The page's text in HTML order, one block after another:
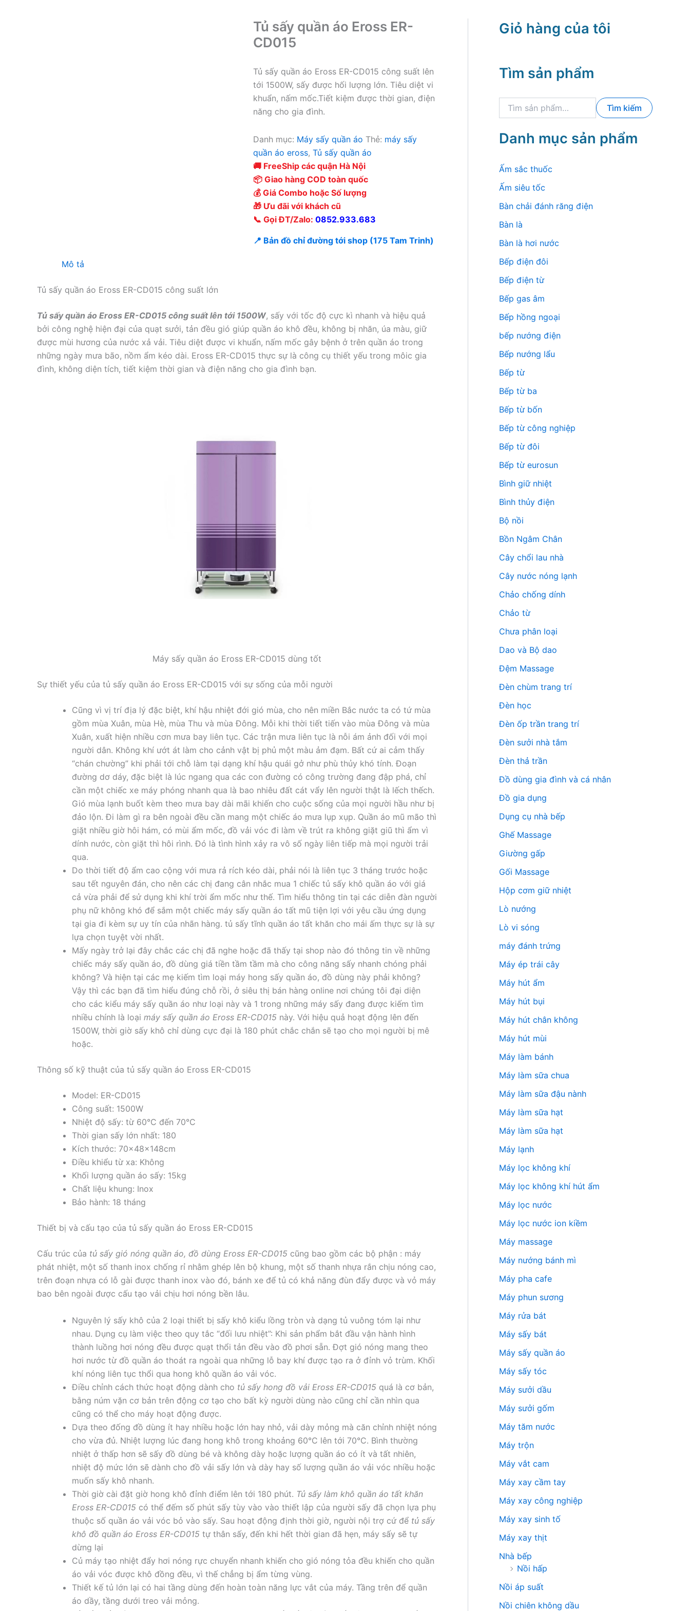
Tủ sấy quần áo Eross ER-
CD015
Tủ sấy quần áo Eross ER-CD015 công suất lên
tới 1500W, sấy được hối lượng lớn. Tiêu diệt vi
khuẩn, nấm mốc.Tiết kiệm được thời gian, điện
năng cho gia đình.
Danh mục: Máy sấy quần áo Thẻ: máy sấy
quần áo eross, Tủ sấy quần áo
🚚 FreeShip các quận Hà Nội
📦 Giao hàng COD toàn quốc
💰 Giá Combo hoặc Số lượng
🎁 Ưu đãi với khách cũ
📞 Gọi ĐT/Zalo: 0852.933.683
📍 Bản đồ chỉ đường tới shop (175 Tam Trinh)
Mô tả
Tủ sấy quần áo Eross ER-CD015 công suất lớn
Tủ sấy quần áo Eross ER-CD015 công suất lên tới 1500W, sấy với tốc độ cực kì nhanh và hiệu quả
bởi công nghệ hiện đại của quạt sưởi, tản đều gió giúp quần áo khô đều, không bị nhăn, úa màu, giữ
được mùi hương của nước xả vải. Tiêu diệt được vi khuẩn, nấm mốc gây bệnh ở trên quần áo trong
những ngày mưa bão, nồm ẩm kéo dài. Eross ER-CD015 thực sự là công cụ thiết yếu trong môic gia
đình, không diện tích, tiết kiệm thời gian và điện năng cho gia đình bạn.
Máy sấy quần áo Eross ER-CD015 dùng tốt
Sự thiết yếu của tủ sấy quần áo Eross ER-CD015 với sự sống của mỗi người
Cũng vì vị trí địa lý đặc biệt, khí hậu nhiệt đới gió mùa, cho nên miền Bắc nước ta có tứ mùa
gồm mùa Xuân, mùa Hè, mùa Thu và mùa Đông. Mỗi khi thời tiết tiến vào mùa Đông và mùa
Xuân, xuất hiện nhiều cơn mưa bay liên tục. Các trận mưa liên tục là nỗi ám ảnh đối với mọi
người dân. Không khí ướt át làm cho cảnh vật bị phủ một màu ảm đạm. Bất cứ ai cảm thấy
“chán chường” khi phải tới chỗ làm tại dạng khí hậu quái gở như phù thủy khó tính. Đoạn
đường dơ dáy, đặc biệt là lúc ngang qua các con đường có công trường đang đập phá, chỉ
cần một chiếc xe máy phóng nhanh qua là bao nhiêu đất cát vẩy lên người thật là lếch thếch.
Gió mùa lạnh buốt kèm theo mưa bay dài mãi khiến cho cuộc sống của mọi người hầu như bị
đảo lộn. Đi làm gì ra bên ngoài đều cần mang một chiếc áo mưa lụp xụp. Quần áo mũ mão thì
giặt nhiều giờ hôi hám, có mùi ẩm mốc, đồ vải vóc đi làm về trút ra không giặt giũ thì ẩm vì
dính nước, còn giặt thì hôi rình. Đó là tình hình xảy ra vô số ngày liên tiếp mà mọi người trải
qua.
Do thời tiết độ ẩm cao cộng với mưa rả rích kéo dài, phải nói là liên tục 3 tháng trước hoặc
sau tết nguyên đán, cho nên các chị đang cân nhắc mua 1 chiếc tủ sấy khô quần áo với giá
cả vừa phải để sử dụng khi khí trời ẩm mốc như thế. Tìm hiểu thông tin tại các diễn đàn người
phụ nữ không khó để sắm một chiếc máy sấy quần áo tất mũ tiện lợi với yêu cầu ứng dụng
tại gia đi kèm sự uy tín của nhãn hàng. tủ sấy tĩnh quần áo tất khăn cho mái ấm thực sự là sự
lựa chọn tuyệt vời nhất.
Mấy ngày trở lại đây chắc các chị đã nghe hoặc đã thấy tại shop nào đó thông tin về những
chiếc máy sấy quần áo, đồ dùng giá tiền tầm tầm mà cho công năng sấy nhanh chóng phải
không? Và hiện tại các mẹ kiếm tìm loại máy hong sấy quần áo, đồ dùng này phải không?
Vậy thì các bạn đã tìm hiểu đúng chỗ rồi, ở siêu thị bán hàng online nơi chúng tôi đại diện
cho các kiểu máy sấy quần áo như loại này và 1 trong những máy sấy đang được kiếm tìm
nhiều chính là loại máy sấy quần áo Eross ER-CD015 này. Với hiệu quả hoạt động lên đến
1500W, thời giờ sấy khô chỉ dùng cực đại là 180 phút chắc chắn sẽ tạo cho mọi người bị mê
hoặc.
Thông số kỹ thuật của tủ sấy quần áo Eross ER-CD015
Model: ER-CD015
Công suất: 1500W
Nhiệt độ sấy: từ 60°C đến 70°C
Thời gian sấy lớn nhất: 180
Kích thước: 70x48x148cm
Điều khiểu từ xa: Không
Khối lượng quần áo sấy: 15kg
Chất liệu khung: Inox
Bảo hành: 18 tháng
Thiết bị và cấu tạo của tủ sấy quần áo Eross ER-CD015
Cấu trúc của tủ sấy gió nóng quần áo, đồ dùng Eross ER-CD015 cũng bao gồm các bộ phận : máy
phát nhiệt, một số thanh inox chống rỉ nhằm ghép lên bộ khung, một số thanh nhựa rắn chịu nóng cao,
trên đoạn nhựa có lỗ gài được thanh inox vào đó, bánh xe để tủ có khả năng đùn đẩy được và vỏ máy
bao bên ngoài được cấu tạo vải chịu hơi nóng bền lâu.
Nguyên lý sấy khô của 2 loại thiết bị sấy khô kiểu lồng tròn và dạng tủ vuông tóm lại như
nhau. Dụng cụ làm việc theo quy tắc “đối lưu nhiệt”: Khi sản phẩm bắt đầu vận hành hình
thành luồng hơi nóng đều được quạt thổi tản đều vào đồ phơi sẵn. Đợt gió nóng mang theo
hơi nước từ đồ quần áo thoát ra ngoài qua những lỗ bay khí được tạo ra ở đỉnh vỏ trùm. Khối
khí nóng liên tục thổi qua hong khô quần áo vải vóc.
Điều chỉnh cách thức hoạt động dành cho tủ sấy hong đồ vải Eross ER-CD015 quá là cơ bản,
bằng núm vặn cơ bản trên động cơ tạo cho bất kỳ người dùng nào cũng chỉ cần nhìn qua
cũng có thể cho máy hoạt động được.
Dựa theo đống đồ dùng ít hay nhiều hoặc lớn hay nhỏ, vải dày mỏng mà căn chỉnh nhiệt nóng
cho vừa đủ. Nhiệt lượng lúc đang hong khô trong khoảng 60°C lên tới 70°C. Bình thường
nhiệt ở thấp hơn sẽ sấy đồ dùng bé và không dày hoặc lượng quần áo có ít và tất nhiên,
nhiệt độ mức lớn sẽ dành cho đồ vải sấy lớn và dày hay số lượng quần áo vải vóc nhiều hoặc
muốn sấy khô nhanh.
Thời giờ cài đặt giờ hong khô đỉnh điểm lên tới 180 phút. Tủ sấy làm khô quần áo tất khăn
Eross ER-CD015 có thể đếm số phút sấy tùy vào vào thiết lập của người sấy đã chọn lựa phụ
thuộc số quần áo vải vóc bỏ vào sấy. Sau hoạt động định thời giờ, người nội trợ cứ để tủ sấy
khô đồ quần áo Eross ER-CD015 tự thân sấy, đến khi hết thời gian đã hẹn, máy sấy sẽ tự
dừng lại
Củ máy tạo nhiệt đẩy hơi nóng rực chuyển nhanh khiến cho gió nóng tỏa đều khiến cho quần
áo vải vóc được khô đồng đều, vì thế chẳng bị ẩm từng vùng.
Thiết kế tủ lớn lại có hai tầng dùng đến hoàn toàn năng lực vắt của máy. Tầng trên để quần
áo dầy, tầng dưới treo vải mỏng.
Giỏ hàng của tôi
Tìm sản phẩm
k
m
:
Tìm kiếm
Danh mục sản phẩm
Ấm sắc thuốc
Ấm siêu tốc
Bàn chải đánh răng điện
Bàn là
Bàn là hơi nước
Bếp điện đôi
Bếp điện từ
Bếp gas âm
Bếp hồng ngoại
bếp nướng điện
Bếp nướng lẩu
Bếp từ
Bếp từ ba
Bếp từ bốn
Bếp từ công nghiệp
Bếp từ đôi
Bếp từ eurosun
Bình giữ nhiệt
Bình thủy điện
Bộ nồi
Bồn Ngâm Chân
Cây chổi lau nhà
Cây nước nóng lạnh
Chảo chống dính
Chảo từ
Chưa phân loại
Dao và Bộ dao
Đệm Massage
Đèn chùm trang trí
Đèn học
Đèn ốp trần trang trí
Đèn sưởi nhà tắm
Đèn thả trần
Đồ dùng gia đình và cá nhân
Đồ gia dụng
Dụng cụ nhà bếp
Ghế Massage
Giường gấp
Gối Massage
Hộp cơm giữ nhiệt
Lò nướng
Lò vi sóng
máy đánh trứng
Máy ép trái cây
Máy hút ẩm
Máy hút bụi
Máy hút chân không
Máy hút mùi
Máy làm bánh
Máy làm sữa chua
Máy làm sữa đậu nành
Máy làm sữa hạt
Máy làm sữa hạt
Máy lạnh
Máy lọc không khí
Máy lọc không khí hút ẩm
Máy lọc nước
Máy lọc nước ion kiềm
Máy massage
Máy nướng bánh mì
Máy pha cafe
Máy phun sương
Máy rửa bát
Máy sấy bát
Máy sấy quần áo
Máy sấy tóc
Máy sưởi dầu
Máy sưởi gốm
Máy tăm nước
Máy trộn
Máy vắt cam
Máy xay cầm tay
Máy xay công nghiệp
Máy xay sinh tố
Máy xay thịt
Nhà bếp
Nồi hấp
Nồi áp suất
Nồi chiên không dầu